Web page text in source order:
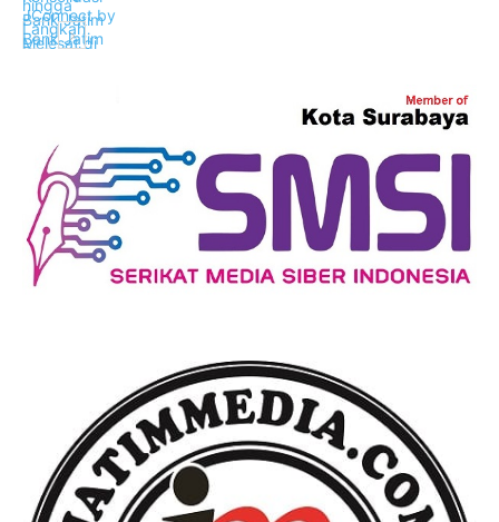
Ekonomi Bisnis